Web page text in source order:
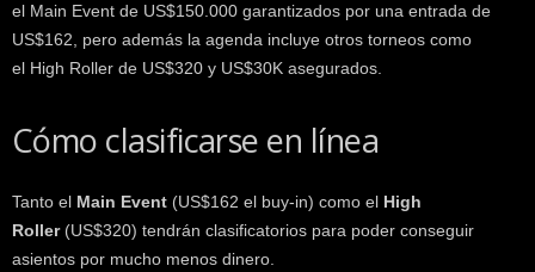
el Main Event de US$150.000 garantizados por una entrada de
US$162, pero además la agenda incluye otros torneos como
el High Roller de US$320 y US$30K asegurados.
Cómo clasificarse en línea
Tanto el Main Event (US$162 el buy-in) como el High
Roller(US$320) tendrán clasificatorios para poder conseguir
asientos por mucho menos dinero.